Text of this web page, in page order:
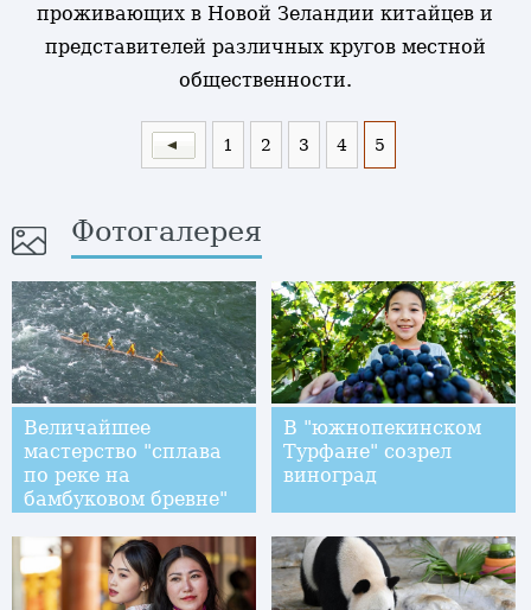
проживающих в Новой Зеландии китайцев и
представителей различных кругов местной
общественности.
1 2 3 4 5
Фотогалерея
Величайшее
мастерство "сплава
по реке на
бамбуковом бревне"
В "южнопекинском
Турфане" созрел
виноград